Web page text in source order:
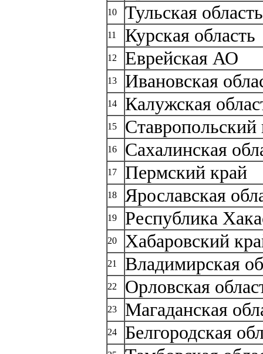
10 Тульская область
11 Курская область
12 Еврейская АО
13 Ивановская
14 Калужская
15 Ставропольский
16 Сахалинская
17 Пермский край
18 Ярославская
19 Республика
20 Хабаровский
21 Владимирская
22 Орловская
23 Магаданская
24 Белгородская